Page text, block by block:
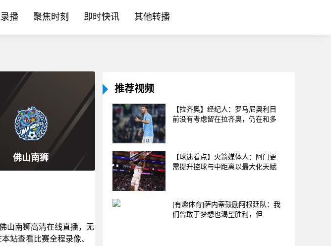
播 聚焦时刻 即时快讯 其他转播
佛山南狮
山南狮高清在线直播，无
站查看比赛全程录像、
推荐视频
【拉齐奥】经纪人：罗马尼奥利目
前没有考虑留在拉齐奥，仍在和多
【球迷看点】火箭媒体人：阿门更
需提升控球与中距离以最大化天赋
[有趣体育]萨内蒂鼓励阿根廷队：我
们曾敢于梦想也渴望胜利，但